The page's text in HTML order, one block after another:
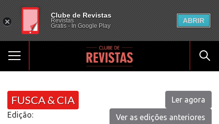
FUSCA & CIA
Edição:
Ler agora
Ver as edições anteriores
Clube de Revistas
Revistas
Gratis - In Google Play
ABRIR